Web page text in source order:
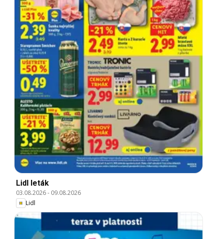
Lidl leták
03.08.2026- 09.08.2026
Lidl